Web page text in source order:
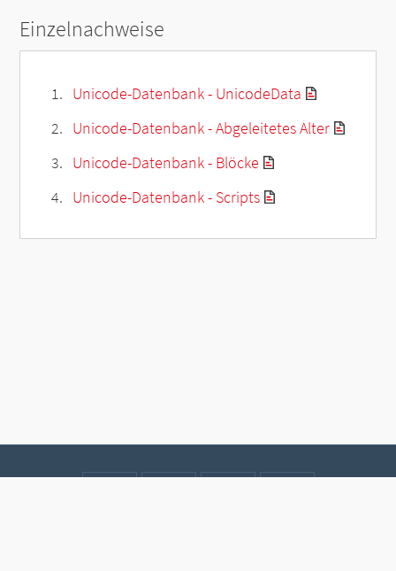
Einzelnachweise
Unicode-Datenbank - UnicodeData
Unicode-Datenbank - Abgeleitetes Alter
Unicode-Datenbank - Blöcke
Unicode-Datenbank - Scripts